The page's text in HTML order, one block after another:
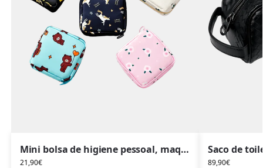
Mini bolsa de higiene pessoal, maquilhagem, quadrada, vários modelos
21,90€ 89,90€